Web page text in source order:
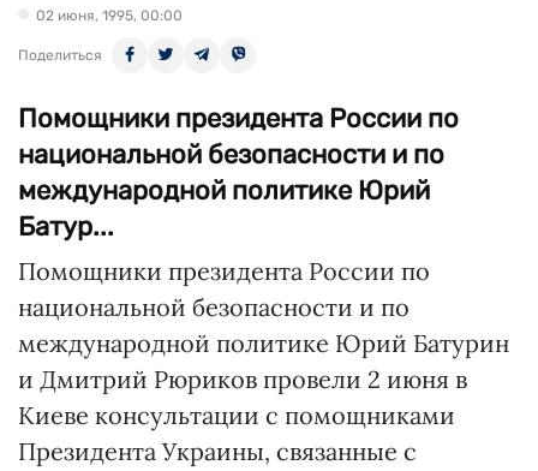
02 июня, 1995, 00:00
Поделиться
Помощники президента России по
национальной безопасности и по
международной политике Юрий
Батур...
Помощники президента России по
национальной безопасности и по
международной политике Юрий Батурин
и Дмитрий Рюриков провели 2 июня в
Киеве консультации с помощниками
Президента Украины, связанные с